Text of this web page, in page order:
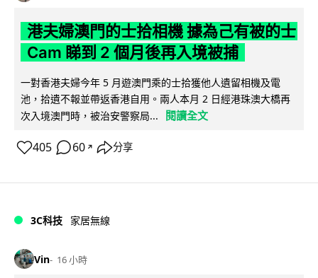
港夫婦澳門的士拾相機 據為己有被的士
Cam 睇到 2 個月後再入境被捕
一對香港夫婦今年 5 月遊澳門乘的士拾獲他人遺留相機及電
池，拾遺不報並帶返香港自用。兩人本月 2 日經港珠澳大橋再
次入境澳門時，被治安警察局...
閱讀全文
405 60 ↗ 分享
3C科技 家居無線
Vin 16 小時